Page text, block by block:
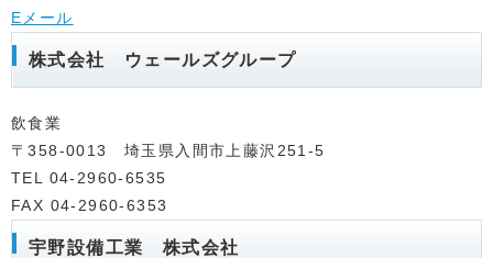
Eメール
株式会社 ウェールズグループ
飲食業
〒358-0013 埼玉県入間市上藤沢251-5
TEL 04-2960-6535
FAX 04-2960-6353
宇野設備工業 株式会社